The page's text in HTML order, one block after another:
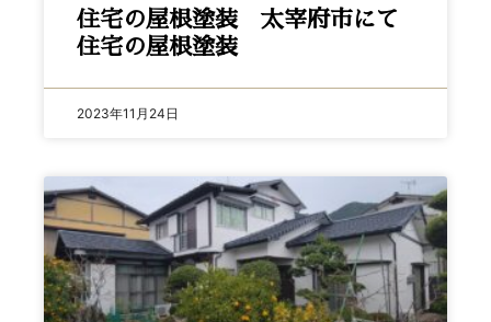
住宅の屋根塗装 太宰府市にて
住宅の屋根塗装
2023年11月24日